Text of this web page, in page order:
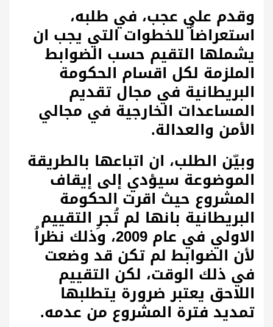
وقدم علي عجب، في طلبه،
استعراضاً للخطوات التي يجب ان
يشملها التقيم حسب الضوابط
الملزمة لكل اقسام الحكومة
البريطانية في مجال تقديم
المساعدات الخارجية في مجالي
الأمن والعدالة.
وبيّن الطلب، ان اتباعها بالطريقة
الموضوعة سيؤدي إلى إيقاف
المشروع حيث اقرت الحكومة
البريطانية بانها لم تُجرِ التقييم
الاولي في عام 2009، وذلك نظراُ
لأن الضوابط لم تكن قد وضعت
في ذلك الوقت، لكن التقييم
اللاحق يعتبر ضرورة يتطلبها
تمديد فترة المشروع من عدمه.